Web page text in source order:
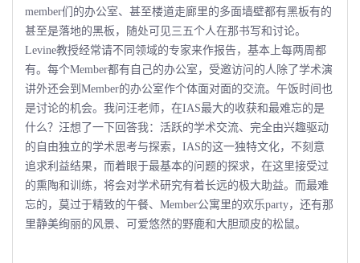
member们的办公室、甚至楼道走廊里的多面墙壁都有黑板有的
甚至是落地的黑板，随处可见三五个人在那书写和讨论。
Levine教授经常请不同领域的专家来作报告，基本上每两周都
有。每个Member都有自己的办公室，受邀访问的人除了学术演
讲外还会到Member的办公室作个体面对面的交流。午饭时间也
是讨论的机会。我问汪老师，在IAS最大的收获和最难忘的是
什么？汪想了一下回答我：活跃的学术交流、完全由兴趣驱动
的自由独立的学术思考与探索，IAS的这一独特文化，不刻意
追求利益结果，而着眼于最基本的问题的探求，在这里接受过
的熏陶和训练，将会对学术研究有着长远的极大助益。而最难
忘的，莫过于精致的午餐、Member公寓里的欢乐party，还有那
里静美绚丽的风景、可爱悠然的野鹿和大胆顽皮的松鼠。